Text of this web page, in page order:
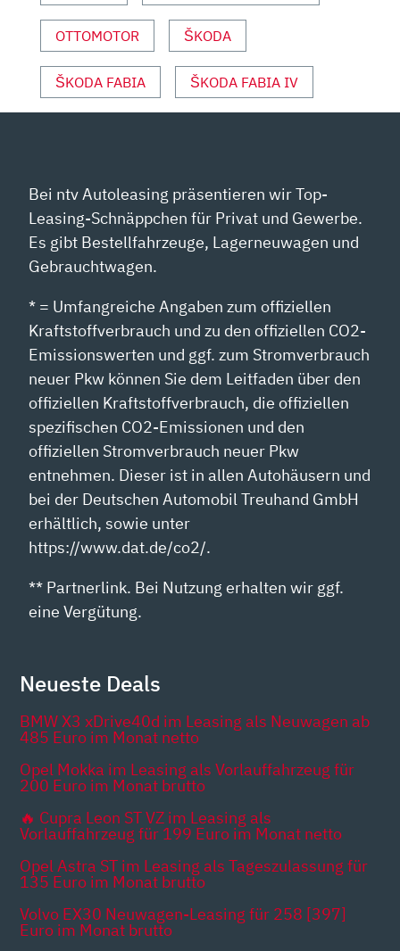
NZEIGEN
OTTOMOTOR ŠKODA
ŠKODA FABIA ŠKODA FABIA IV
Bei ntv Autoleasing präsentieren wir Top-
Leasing-Schnäppchen für Privat und Gewerbe.
Es gibt Bestellfahrzeuge, Lagerneuwagen und
Gebrauchtwagen.
* = Umfangreiche Angaben zum offiziellen
Kraftstoffverbrauch und zu den offiziellen CO2-
Emissionswerten und ggf. zum Stromverbrauch
neuer Pkw können Sie dem Leitfaden über den
offiziellen Kraftstoffverbrauch, die offiziellen
spezifischen CO2-Emissionen und den
offiziellen Stromverbrauch neuer Pkw
entnehmen. Dieser ist in allen Autohäusern und
bei der Deutschen Automobil Treuhand GmbH
erhältlich, sowie unter
https://www.dat.de/co2/.
** Partnerlink. Bei Nutzung erhalten wir ggf.
eine Vergütung.
Neueste Deals
BMW X3 xDrive40d im Leasing als Neuwagen ab
485 Euro im Monat netto
Opel Mokka im Leasing als Vorlauffahrzeug für
200 Euro im Monat brutto
🔥 Cupra Leon ST VZ im Leasing als
Vorlauffahrzeug für 199 Euro im Monat netto
Opel Astra ST im Leasing als Tageszulassung für
135 Euro im Monat brutto
Volvo EX30 Neuwagen-Leasing für 258 [397]
Euro im Monat brutto